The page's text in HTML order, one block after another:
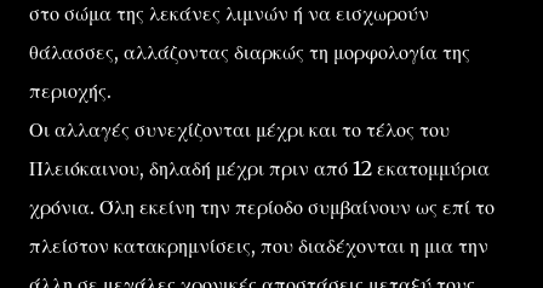
στο σώμα της λεκάνες λιμνών ή να εισχωρούν
θάλασσες, αλλάζοντας διαρκώς τη μορφολογία της
περιοχής.
Οι αλλαγές συνεχίζονται μέχρι και το τέλος του
Πλειόκαινου, δηλαδή μέχρι πριν από 12 εκατομμύρια
χρόνια. Όλη εκείνη την περίοδο συμβαίνουν ως επί το
πλείστον κατακρημνίσεις, που διαδέχονται η μια την